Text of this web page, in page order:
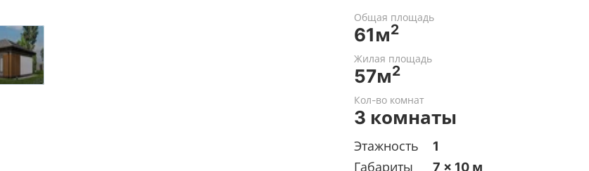
Общая площадь
61м2
Жилая площадь
57м2
Кол-во комнат
3 комнаты
Этажность
1
Габариты
7 x 10 м